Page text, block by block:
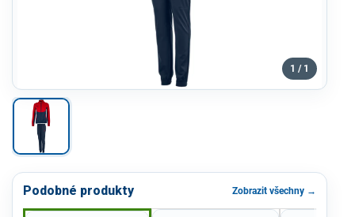
1 / 1
Podobné produkty Zobrazit všechny →